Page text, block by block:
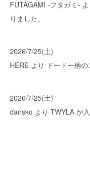
FUTAGAMI -フタガミ-
りました。
2026/7/25(土)
HERE より ドードー柄
2026/7/25(土)
dansko より TWYLA が